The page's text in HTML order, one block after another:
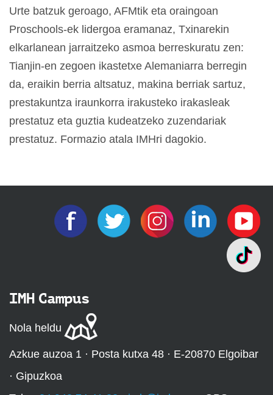
Urte batzuk geroago, AFMtik eta oraingoan
Proschools-ek lidergoa eramanaz, Txinarekin
elkarlanean jarraitzeko asmoa berreskuratu zen:
Tianjin-en zegoen ikastetxe Alemaniarra berregin
da, eraikin berria altsatuz, makina berriak sartuz,
prestakuntza iraunkorra irakusteko irakasleak
prestatuz eta guztia kudeatzeko zuzendariak
prestatuz. Formazio atala IMHri dagokio.
IMH Campus
Nola heldu
Azkue auzoa 1 · Posta kutxa 48 · E-20870 Elgoibar
· Gipuzkoa